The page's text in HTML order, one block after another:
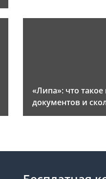
«Липа»: что такое
документов и